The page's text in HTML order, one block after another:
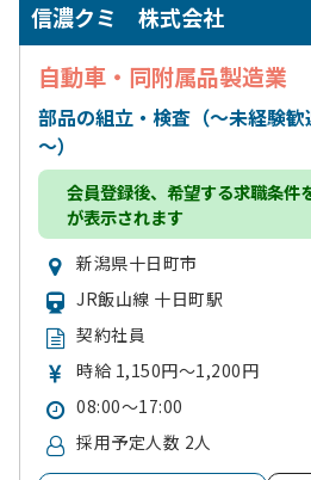
信濃クミ 株式会社
自動車・同附属品製造業
部品の組立・検査（～未経験
～）
会員登録後、希望する求職条件
が表示されます
新潟県十日町市
JR飯山線 十日町駅
契約社員
時給 1,150円～1,200円
08:00～17:00
採用予定人数 2人